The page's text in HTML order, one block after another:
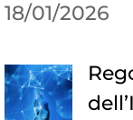
18/01/2026